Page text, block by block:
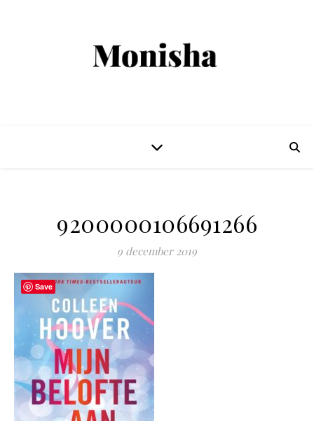
9200000106691266
9 december 2019
Save